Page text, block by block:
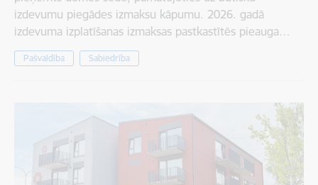
izdevumu piegādes izmaksu kāpumu. 2026. gadā
izdevuma izplatīšanas izmaksas pastkastītēs pieauga…
Pašvaldība Sabiedrība